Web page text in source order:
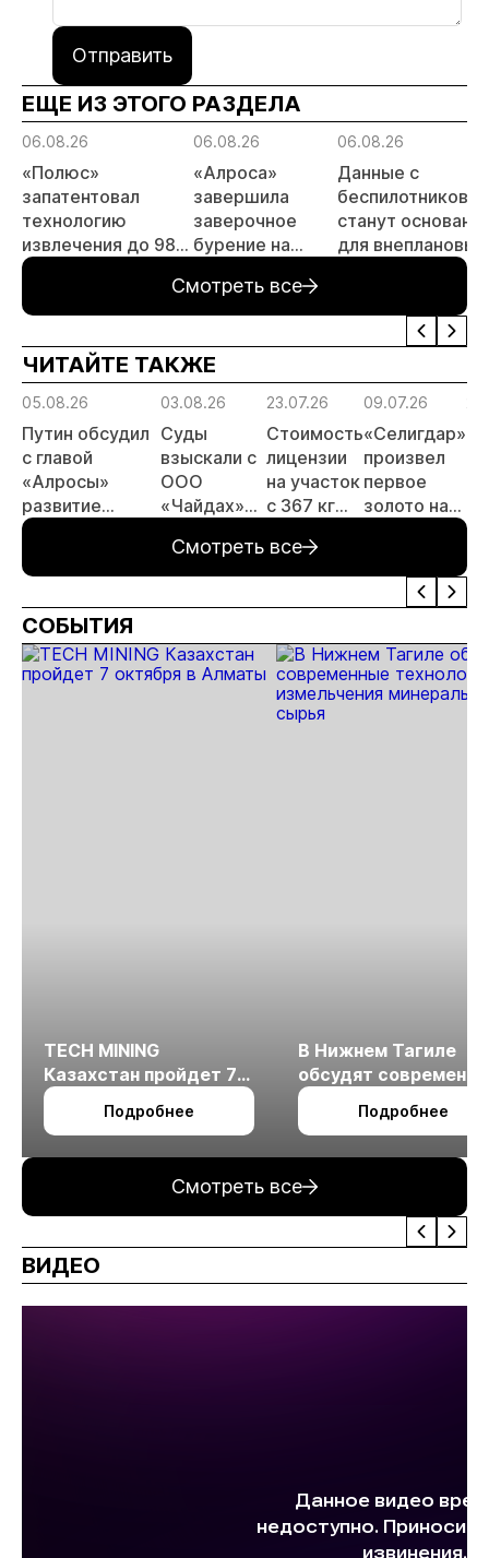
Отправить
ЕЩЕ ИЗ ЭТОГО РАЗДЕЛА
06.08.26
«Полюс»
запатентовал
технологию
извлечения до 98%
золота из
металлургического
шлака
06.08.26
«Алроса»
завершила
заверочное
бурение на
месторождении
Дегдекан
06.08.26
Данные с
беспилотников
станут
для внеплановых
Смотреть все
ЧИТАЙТЕ ТАКЖЕ
05.08.26
Путин обсудил
с главой
«Алросы»
развитие
золотодобычи
энергетических
проектов в
Якутии
03.08.26
Суды
взыскали с
ООО
«Чайдах»
рублей за
незаконную
добычу
Якутии
23.07.26
Стоимость
лицензии
на участок
с 367 кг
Якутии
выросла
почти в 50
09.07.26
«Селигдар»
произвел
первое
золото на
Смотреть все
СОБЫТИЯ
TECH MINING
Казахстан пройдет 7
октября в Алматы
Подробнее
В Нижнем Тагиле
обсудят
технологии
измельчения
Подробнее
Смотреть все
ВИДЕО